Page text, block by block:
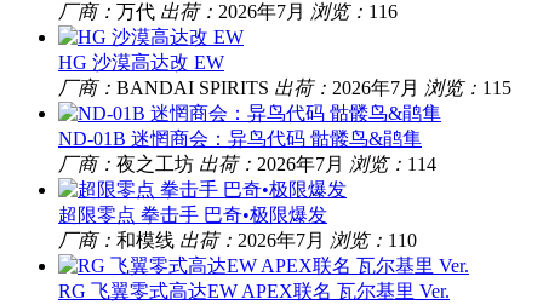
厂商： 万代 出荷： 2026年7月 浏览： 116
HG 沙漠高达改 EW
厂商： BANDAI SPIRITS 出荷： 2026年7月 浏览： 115
ND-01B 迷惘商会：异鸟代码 骷髅鸟&鹃隼
厂商： 夜之工坊 出荷： 2026年7月 浏览： 114
超限零点 拳击手 巴奇•极限爆发
厂商： 和模线 出荷： 2026年7月 浏览： 110
RG 飞翼零式高达EW APEX联名 瓦尔基里 Ver.